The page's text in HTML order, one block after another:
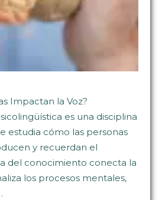
Impactan la Voz?
es una disciplina
estudia cómo las personas
y recuerdan el
del conocimiento conecta la
los procesos mentales,